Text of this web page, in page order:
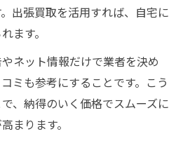
出張買取を活用すれば、自宅に
ます。
ネット情報だけで業者を決め
ミも参考にすることです。こう
、納得のいく価格でスムーズに
まります。